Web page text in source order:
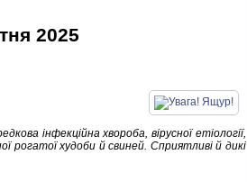
2025
інфекційна хвороба, вірусної етіології,
рогатої худоби й свиней. Сприятливі й дикі